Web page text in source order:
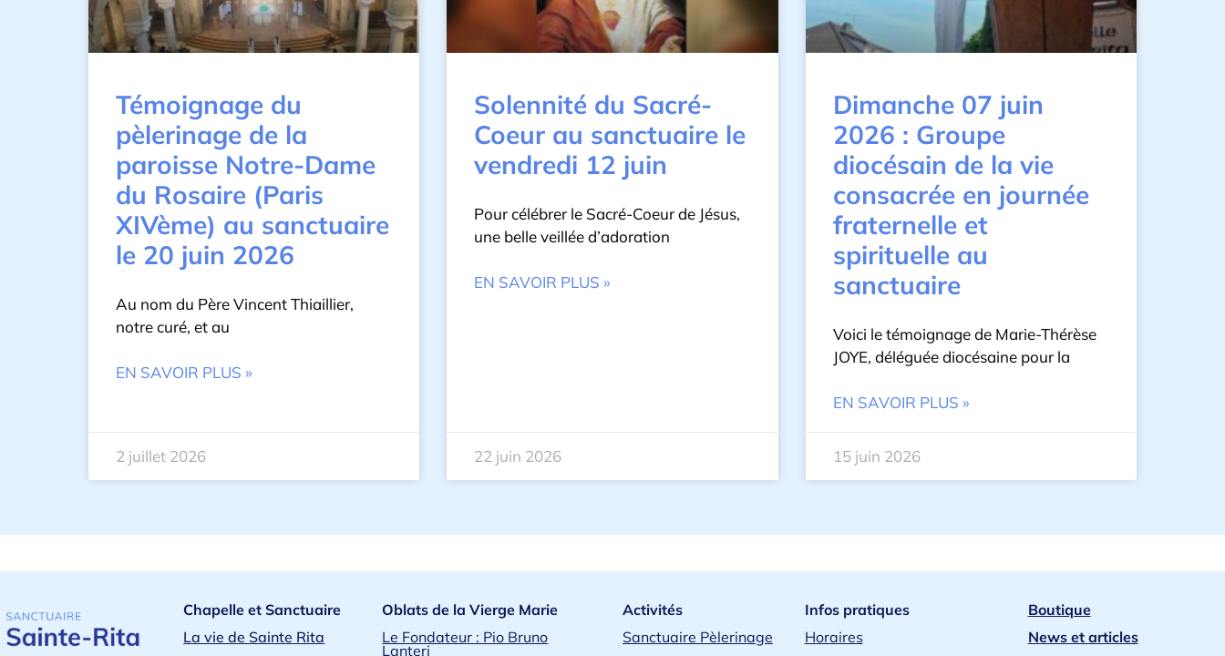
Témoignage du
pèlerinage de la
paroisse Notre-Dame
du Rosaire (Paris
XIVème) au sanctuaire
le 20 juin 2026
Au nom du Père Vincent Thiaillier,
notre curé, et au
EN SAVOIR PLUS »
2 juillet 2026
Solennité du Sacré-
Coeur au sanctuaire le
vendredi 12 juin
Pour célébrer le Sacré-Coeur de Jésus,
une belle veillée d’adoration
EN SAVOIR PLUS »
22 juin 2026
Dimanche 07 juin
2026 : Groupe
diocésain de la vie
consacrée en journée
fraternelle et
spirituelle au
sanctuaire
Voici le témoignage de Marie-Thérèse
JOYE, déléguée diocésaine pour la
EN SAVOIR PLUS »
15 juin 2026
Chapelle et Sanctuaire
La vie de Sainte Rita
Oblats de la Vierge Marie
Le Fondateur : Pio Bruno
Lanteri
Activités
Sanctuaire Pèlerinage
Infos pratiques
Horaires
Boutique
News et articles